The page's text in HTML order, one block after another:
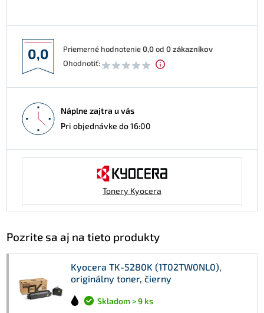
0,0 Priemerné hodnotenie0,0od 0zákazníkov
Ohodnotiť:
Náplne zajtra u vás
Pri objednávke do 16:00
Tonery Kyocera
Pozrite sa aj na tieto produkty
Kyocera TK-5280K (1T02TW0NL0),
originálny toner, čierny
Skladom > 9 ks